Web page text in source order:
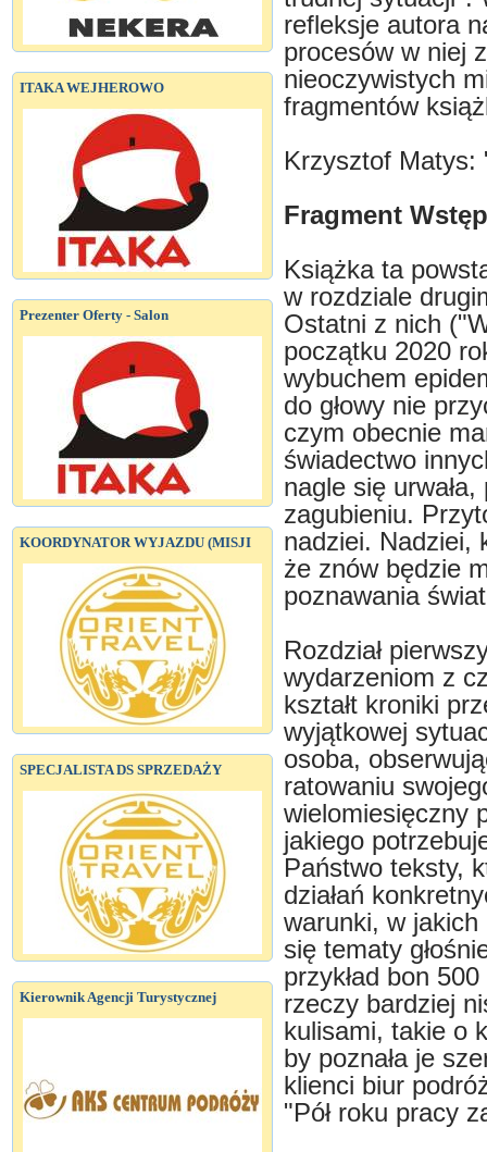
ITAKA WEJHEROWO
Prezenter Oferty - Salon
KOORDYNATOR WYJAZDU (MISJI
SPECJALISTA DS SPRZEDAŻY
Kierownik Agencji Turystycznej
refleksje autora
procesów w niej
nieoczywistych
fragmentów
Krzysztof Matys:
Fragment
Książka ta
w rozdziale
Ostatni z nich
początku 2020
wybuchem
do głowy nie
czym obecnie
świadectwo
nagle się
zagubieniu.
nadziei. Nadziei,
że znów będzie
poznawania
Rozdział
wydarzeniom z
kształt kroniki
wyjątkowej
osoba,
ratowaniu
wielomiesięczny
jakiego
Państwo teksty,
działań
warunki, w jakich
się tematy
przykład bon
rzeczy bardziej
kulisami, takie o
by poznała je
klienci biur
"Pół roku pracy